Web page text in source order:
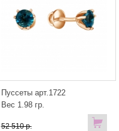
Пуссеты арт.1722
Вес 1.98 гр.
52 510 р.